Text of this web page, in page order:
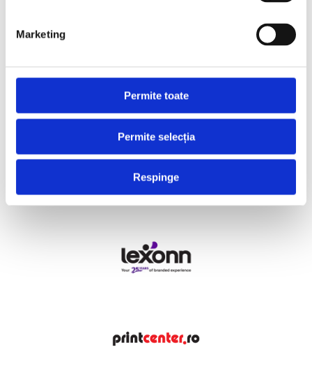
Marketing
Permite toate
Permite selecția
Respinge